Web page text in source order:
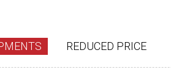
REDUCED PRICE